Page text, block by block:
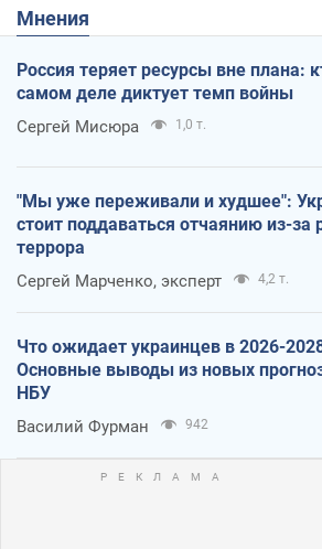
Мнения
Россия теряет ресурсы вне плана:
самом деле диктует темп войны
Сергей Мисюра 1,0 т.
"Мы уже переживали и худшее":
стоит поддаваться отчаянию из-за
террора
Сергей Марченко, эксперт 4,2 т.
Что ожидает украинцев в 2026-
Основные выводы из новых
НБУ
Василий Фурман 942